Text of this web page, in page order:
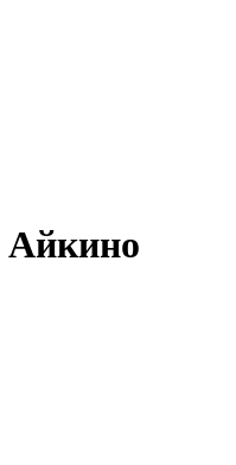
Айкино